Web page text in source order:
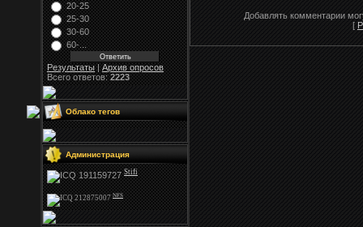
20-25
25-30
30-60
60-...
Результаты|Архив опросов
Всего ответов:2223
Облако тегов
Администрация
Stifi
NFS
Добавлять комментарии
[